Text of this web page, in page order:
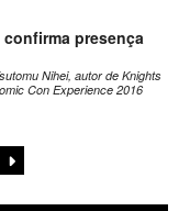
presença
Nihei, autor de Knights
Con Experience 2016